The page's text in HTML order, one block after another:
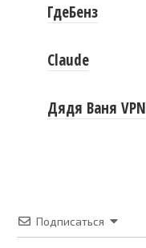
ГдеБенз
Claude
Дядя Ваня VPN
Подписаться